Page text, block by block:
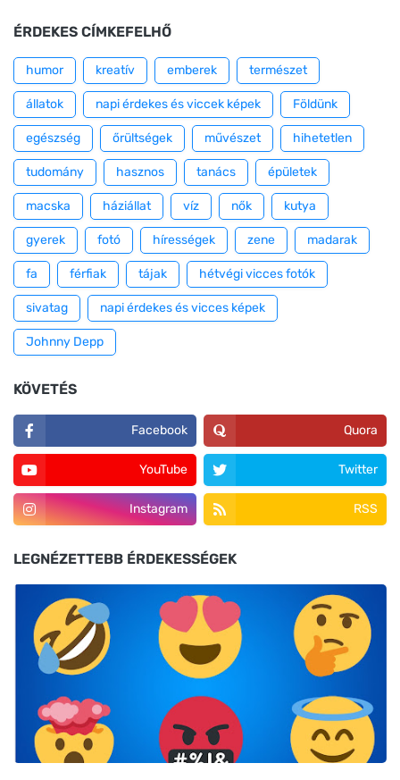
ÉRDEKES CÍMKEFELHŐ
humor kreatív emberek természet
állatok napi érdekes és viccek képek Földünk
egészség őrültségek művészet hihetetlen
tudomány hasznos tanács épületek
macska háziállat víz nők kutya
gyerek fotó hírességek zene madarak
fa férfiak tájak hétvégi vicces fotók
sivatag napi érdekes és vicces képek
Johnny Depp
KÖVETÉS
Facebook Quora
YouTube Twitter
Instagram RSS
LEGNÉZETTEBB ÉRDEKESSÉGEK